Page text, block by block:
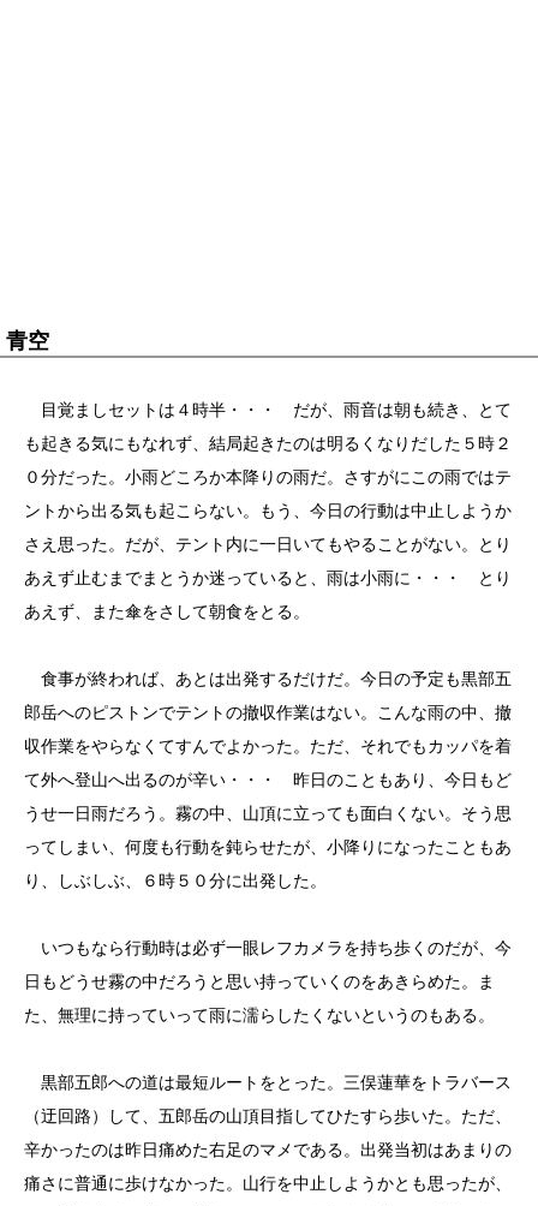
青空
目覚ましセットは４時半・・・ だが、雨音は朝も続き、とて
も起きる気にもなれず、結局起きたのは明るくなりだした５時２
０分だった。小雨どころか本降りの雨だ。さすがにこの雨ではテ
ントから出る気も起こらない。もう、今日の行動は中止しようか
さえ思った。だが、テント内に一日いてもやることがない。とり
あえず止むまでまとうか迷っていると、雨は小雨に・・・ とり
あえず、また傘をさして朝食をとる。
食事が終われば、あとは出発するだけだ。今日の予定も黒部五
郎岳へのピストンでテントの撤収作業はない。こんな雨の中、撤
収作業をやらなくてすんでよかった。ただ、それでもカッパを着
て外へ登山へ出るのが辛い・・・ 昨日のこともあり、今日もど
うせ一日雨だろう。霧の中、山頂に立っても面白くない。そう思
ってしまい、何度も行動を鈍らせたが、小降りになったこともあ
り、しぶしぶ、６時５０分に出発した。
いつもなら行動時は必ず一眼レフカメラを持ち歩くのだが、今
日もどうせ霧の中だろうと思い持っていくのをあきらめた。ま
た、無理に持っていって雨に濡らしたくないというのもある。
黒部五郎への道は最短ルートをとった。三俣蓮華をトラバース
（迂回路）して、五郎岳の山頂目指してひたすら歩いた。ただ、
辛かったのは昨日痛めた右足のマメである。出発当初はあまりの
痛さに普通に歩けなかった。山行を中止しようかとも思ったが、